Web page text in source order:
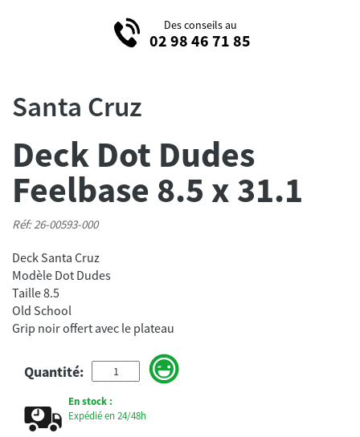
Des conseils au
02 98 46 71 85
Santa Cruz
Deck Dot Dudes
Feelbase 8.5 x 31.1
Réf: 26-00593-000
Deck Santa Cruz
Modèle Dot Dudes
Taille 8.5
Old School
Grip noir offert avec le plateau
Quantité:
En stock :
Expédié en 24/48h